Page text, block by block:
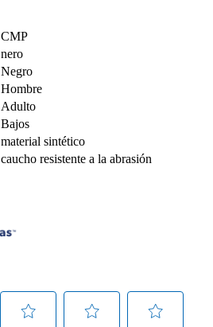
CMP
nero
Negro
Hombre
Adulto
Bajos
material sintético
caucho resistente a la abrasión